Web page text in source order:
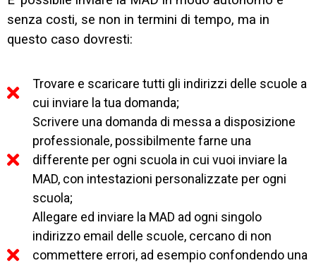
senza costi, se non in termini di tempo, ma in
questo caso dovresti:
Trovare e scaricare tutti gli indirizzi delle scuole a
cui inviare la tua domanda;
Scrivere una domanda di messa a disposizione
professionale, possibilmente farne una
differente per ogni scuola in cui vuoi inviare la
MAD, con intestazioni personalizzate per ogni
scuola;
Allegare ed inviare la MAD ad ogni singolo
indirizzo email delle scuole, cercano di non
commettere errori, ad esempio confondendo una